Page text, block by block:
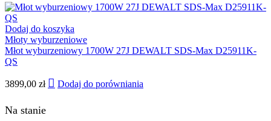
Dodaj do koszyka
Młoty wyburzeniowe
Młot wyburzeniowy 1700W 27J DEWALT SDS‑Max D25911K-
QS
3899,00 zł Dodaj do porówniania
Na stanie